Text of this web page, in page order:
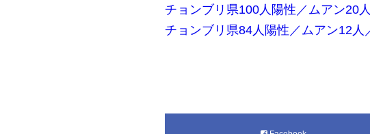
チョンブリ県100人陽性／ムアン20
チョンブリ県84人陽性／ムアン12人